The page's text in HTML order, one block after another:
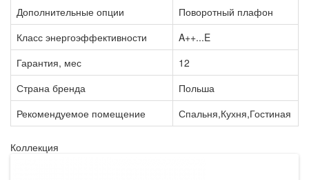
Дополнительные опции
Поворотный плафон
Класс энергоэффективности
A++...E
Гарантия, мес
12
Страна бренда
Польша
Рекомендуемое помещение
Спальня,Кухня,Гостиная
Коллекция